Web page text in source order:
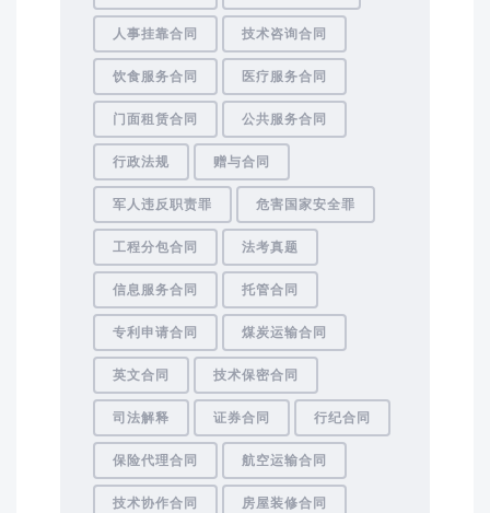
人事挂靠合同 技术咨询合同
饮食服务合同 医疗服务合同
门面租赁合同 公共服务合同
行政法规 赠与合同
军人违反职责罪 危害国家安全罪
工程分包合同 法考真题
信息服务合同 托管合同
专利申请合同 煤炭运输合同
英文合同 技术保密合同
司法解释 证券合同 行纪合同
保险代理合同 航空运输合同
技术协作合同 房屋装修合同